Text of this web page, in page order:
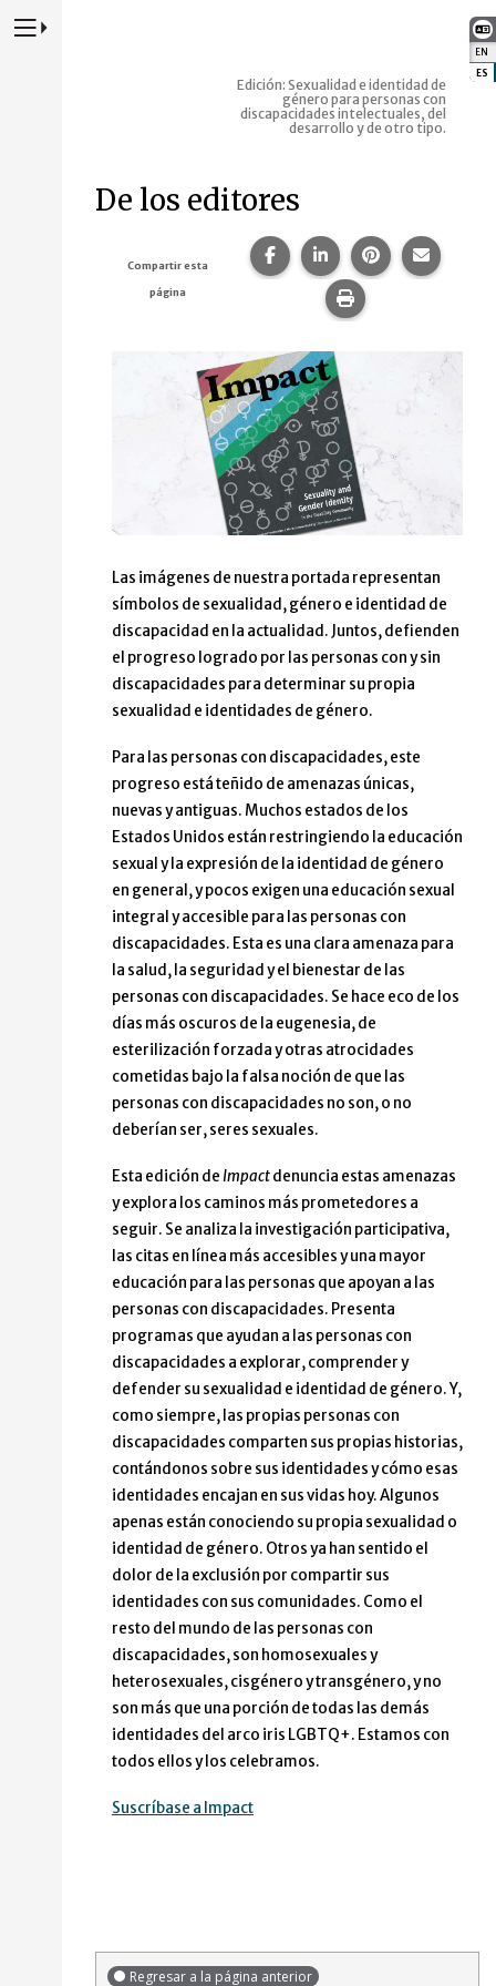
EN
ES
Presione para alternar la navegación principal del sitio web
Edición: Sexualidad e identidad de
género para personas con
discapacidades intelectuales, del
desarrollo y de otro tipo.
De los editores
Compartir esta
página
Compartir esta página en
Compartir esta
Compartir
Imprime esta
Las imágenes de nuestra portada representan
símbolos de sexualidad, género e identidad de
discapacidad en la actualidad. Juntos, defienden
el progreso logrado por las personas con y sin
discapacidades para determinar su propia
sexualidad e identidades de género.
Para las personas con discapacidades, este
progreso está teñido de amenazas únicas,
nuevas y antiguas. Muchos estados de los
Estados Unidos están restringiendo la educación
sexual y la expresión de la identidad de género
en general, y pocos exigen una educación sexual
integral y accesible para las personas con
discapacidades. Esta es una clara amenaza para
la salud, la seguridad y el bienestar de las
personas con discapacidades. Se hace eco de los
días más oscuros de la eugenesia, de
esterilización forzada y otras atrocidades
cometidas bajo la falsa noción de que las
personas con discapacidades no son, o no
deberían ser, seres sexuales.
Esta edición deImpactdenuncia estas amenazas
y explora los caminos más prometedores a
seguir. Se analiza la investigación participativa,
las citas en línea más accesibles y una mayor
educación para las personas que apoyan a las
personas con discapacidades. Presenta
programas que ayudan a las personas con
discapacidades a explorar, comprender y
defender su sexualidad e identidad de género. Y,
como siempre, las propias personas con
discapacidades comparten sus propias historias,
contándonos sobre sus identidades y cómo esas
identidades encajan en sus vidas hoy. Algunos
apenas están conociendo su propia sexualidad o
identidad de género. Otros ya han sentido el
dolor de la exclusión por compartir sus
identidades con sus comunidades. Como el
resto del mundo de las personas con
discapacidades, son homosexuales y
heterosexuales, cisgénero y transgénero, y no
son más que una porción de todas las demás
identidades del arco iris LGBTQ+. Estamos con
todos ellos y los celebramos.
Suscríbase a Impact
Regresar a la página anterior